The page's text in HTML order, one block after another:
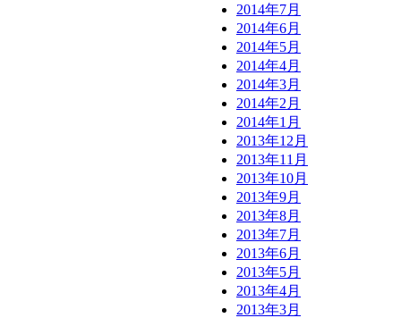
2014年7月
2014年6月
2014年5月
2014年4月
2014年3月
2014年2月
2014年1月
2013年12月
2013年11月
2013年10月
2013年9月
2013年8月
2013年7月
2013年6月
2013年5月
2013年4月
2013年3月